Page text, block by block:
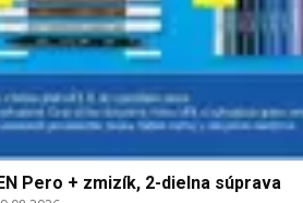
Pero + zmizík, 2-dielna súprava